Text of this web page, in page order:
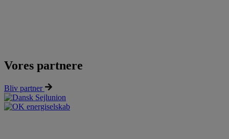
Vores partnere
Bliv partner